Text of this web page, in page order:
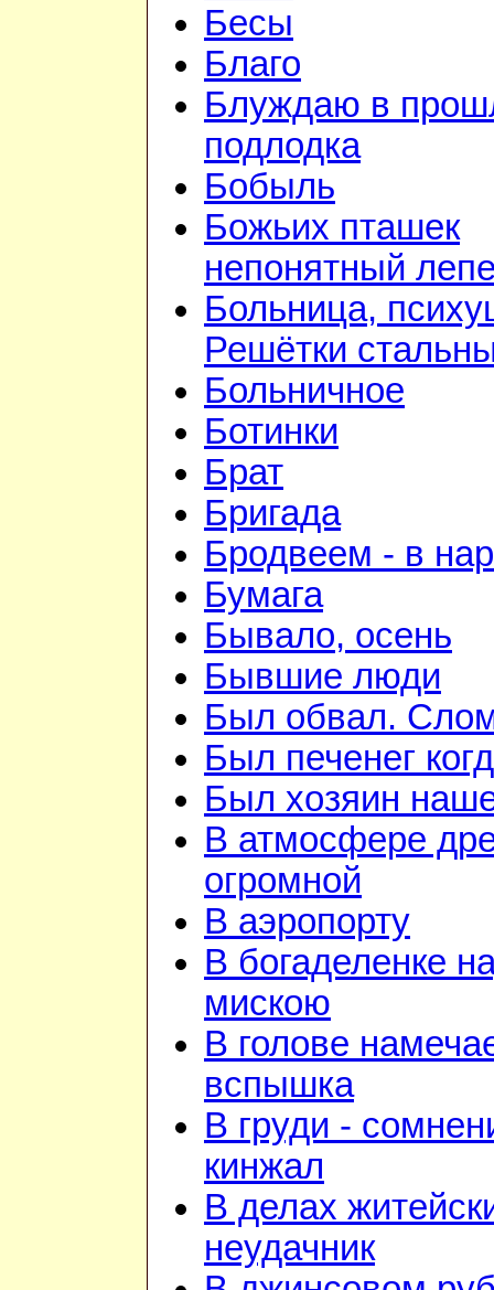
Бесы
Благо
Блуждаю в
подлодка
Бобыль
Божьих пташек
непонятный
Больница,
Решётки
Больничное
Ботинки
Брат
Бригада
Бродвеем - в
Бумага
Бывало, осень
Бывшие люди
Был обвал.
Был печенег
Был хозяин
В атмосфере
огромной
В аэропорту
В богаделенке
мискою
В голове
вспышка
В груди -
кинжал
В делах
неудачник